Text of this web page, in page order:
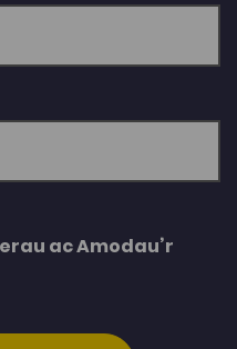
ac Amodau’r